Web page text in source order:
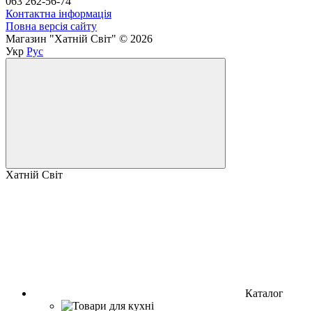
Контактна інформація
Повна версія сайту
Магазин "Хатній Світ" © 2026
Укр Рус
Хатній Світ
Каталог